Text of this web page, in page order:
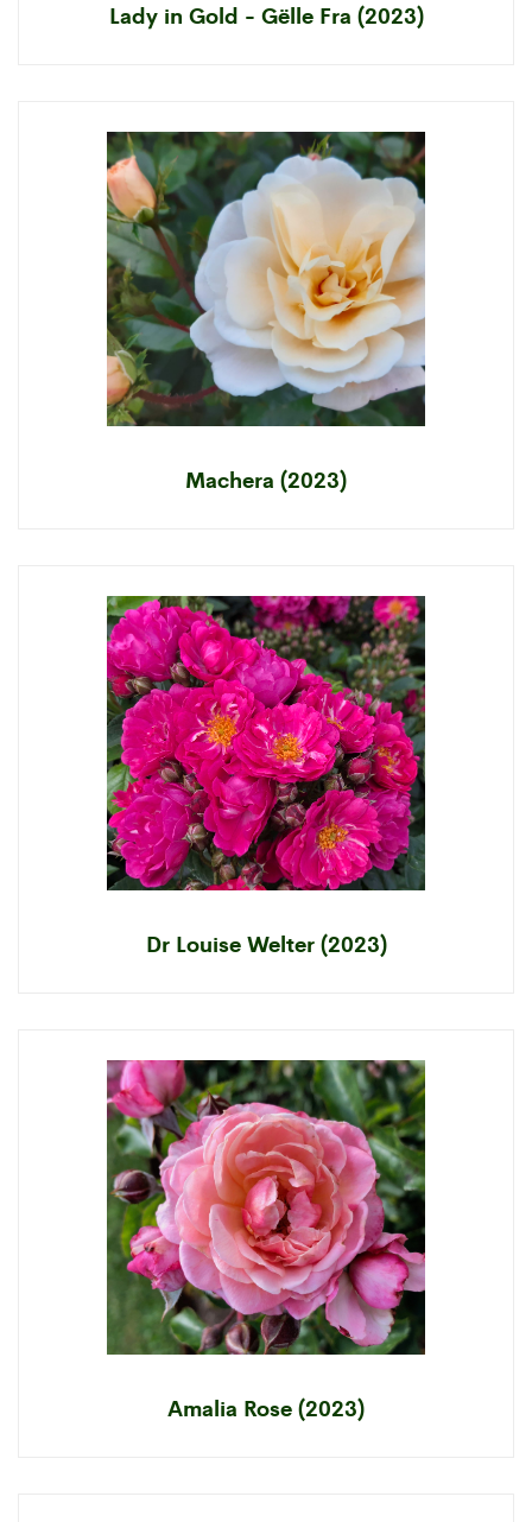
Lady in Gold - Gëlle Fra (2023)
Machera (2023)
Dr Louise Welter (2023)
Amalia Rose (2023)